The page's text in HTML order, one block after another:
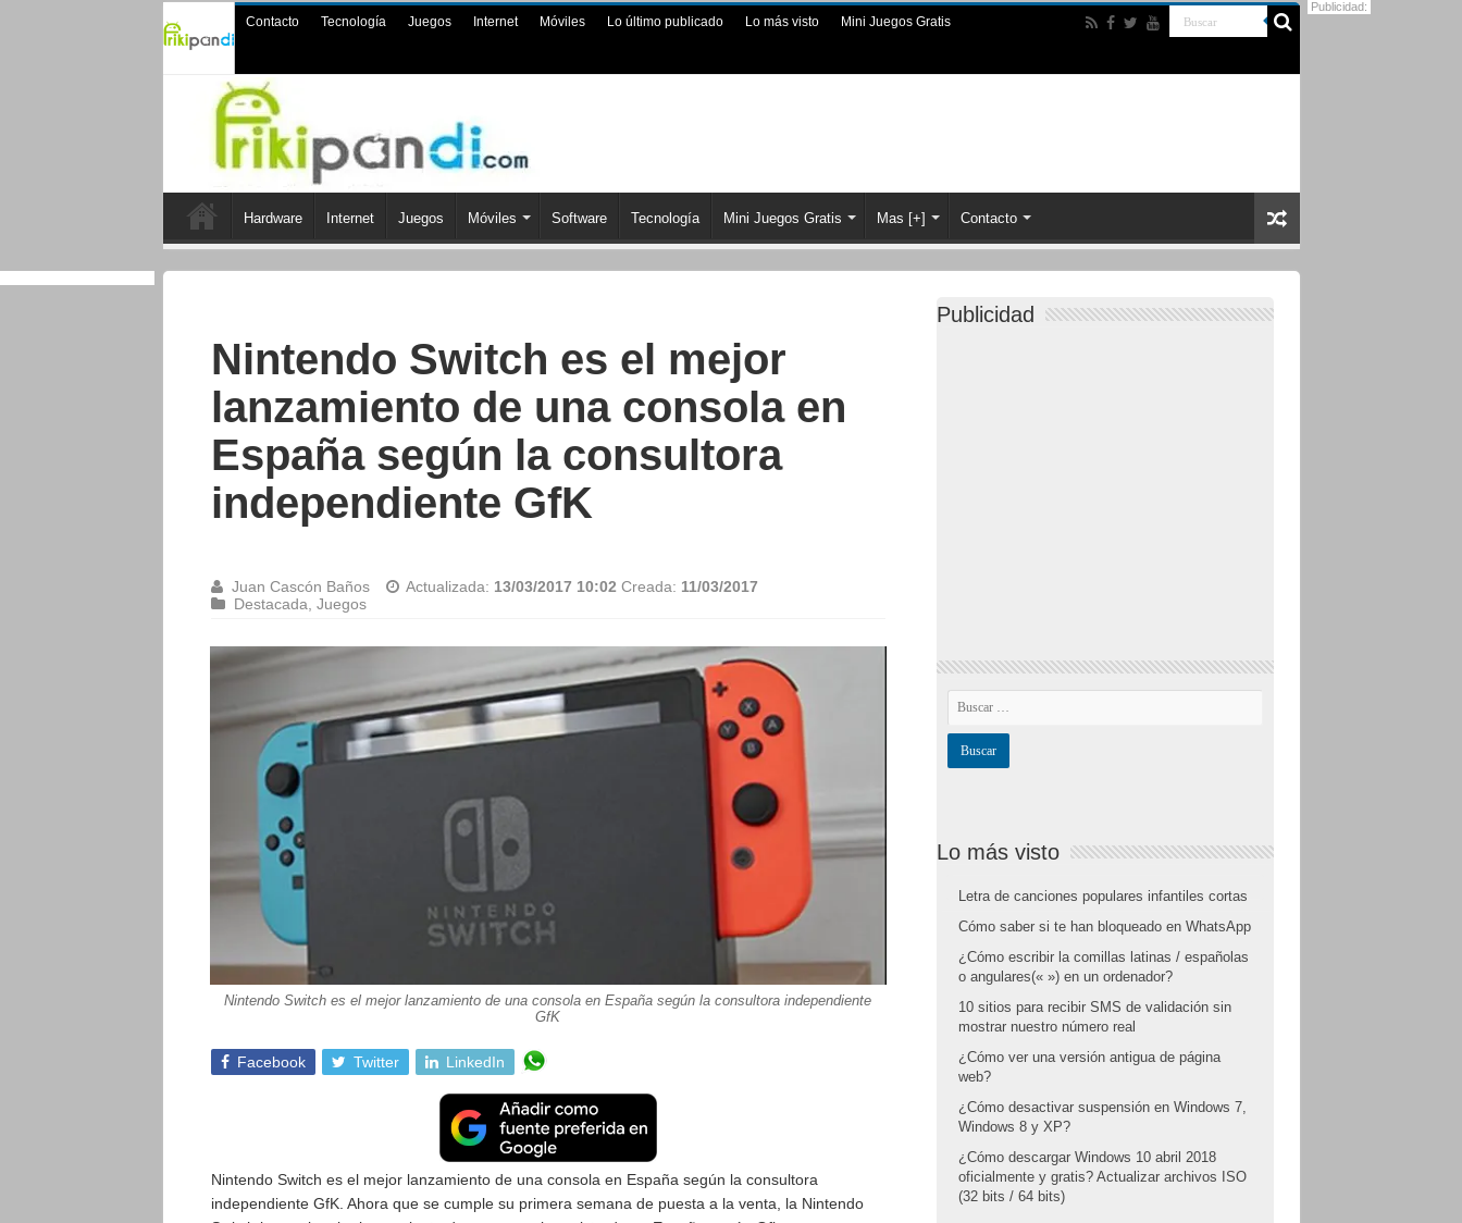
Contacto Tecnología Juegos Internet Móviles Lo último publicado Lo más visto Mini Juegos Gratis
Hardware Internet Juegos Móviles Software Tecnología Mini Juegos Gratis Mas [+] Contacto
Nintendo Switch es el mejor
lanzamiento de una consola en
España según la consultora
independiente GfK
Juan Cascón Baños Actualizada: 13/03/2017 10:02 Creada: 11/03/2017
Destacada Juegos
Nintendo Switch es el mejor lanzamiento de una consola en España según la consultora independiente
GfK
Facebook Twitter LinkedIn
Nintendo Switch es el mejor lanzamiento de una consola en España según la consultora
independiente GfK. Ahora que se cumple su primera semana de puesta a la venta, la Nintendo
Publicidad
Lo más visto
Letra de canciones populares infantiles cortas
Cómo saber si te han bloqueado en WhatsApp
¿Cómo escribir la comillas latinas / españolas
o angulares(« ») en un ordenador?
10 sitios para recibir SMS de validación sin
mostrar nuestro número real
¿Cómo ver una versión antigua de página
web?
¿Cómo desactivar suspensión en Windows 7,
Windows 8 y XP?
¿Cómo descargar Windows 10 abril 2018
oficialmente y gratis? Actualizar archivos ISO
(32 bits / 64 bits)
Publicidad: